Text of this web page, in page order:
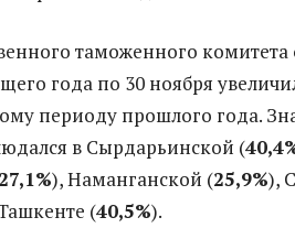
таможенного комитета
года по 30 ноября
периоду прошлого года.
в Сырдарьинской (40
27,1%), Наманганской (25,9%),
(40,5%).